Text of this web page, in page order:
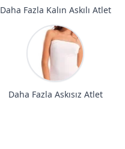
Daha Fazla Kalın Askılı Atlet
Daha Fazla Askısız Atlet